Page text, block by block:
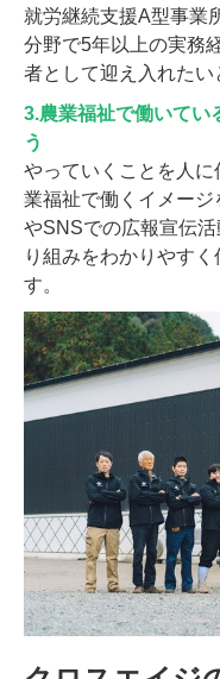
就労継続支援A型事業
分野で5年以上の実務
者として迎え入れたい
3.農業福祉で働いてい
う
やっていくことを人
業福祉で働くイメー
やSNSでの広報宣伝
り組みをわかりやす
す。